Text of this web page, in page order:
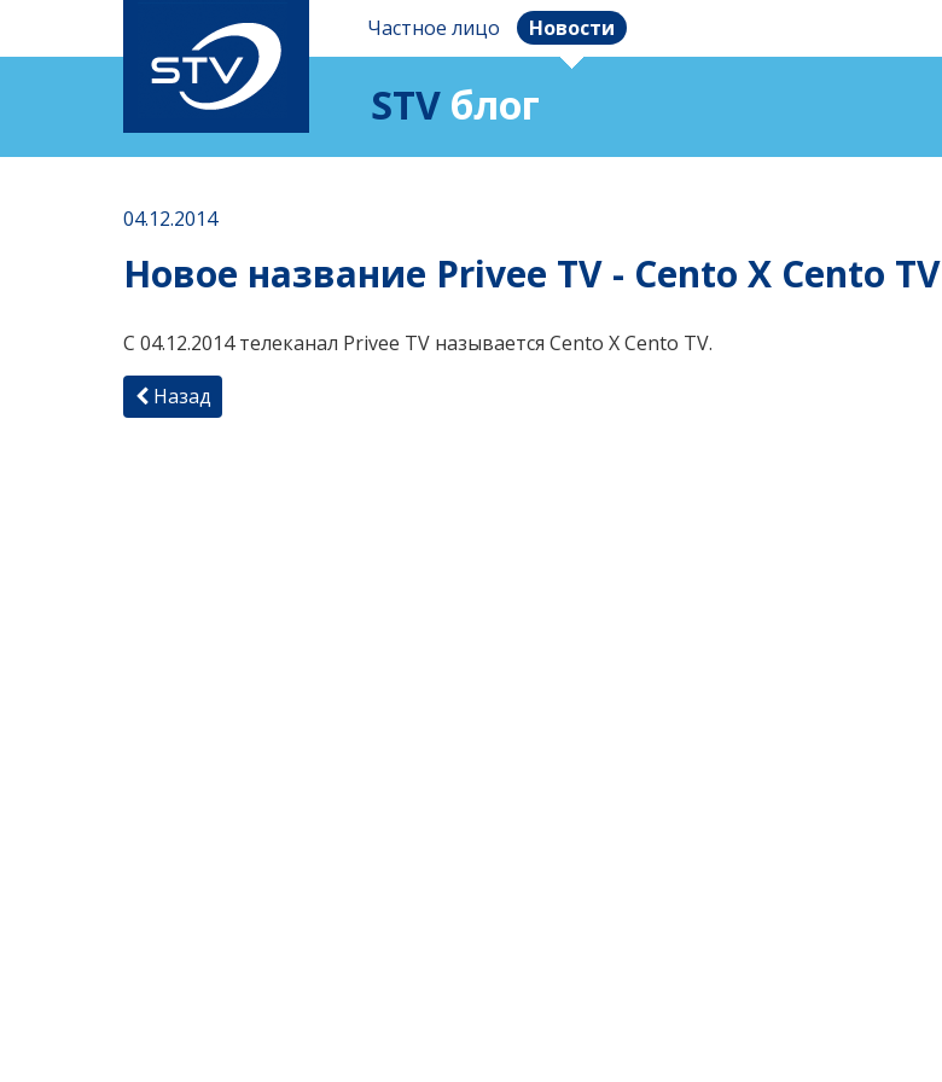
Частное лицо Новости
STV блог
04.12.2014
Новое название Privee TV - Cento X Cento TV
С 04.12.2014 телеканал Privee TV называется Cento X Cento TV.
Назад